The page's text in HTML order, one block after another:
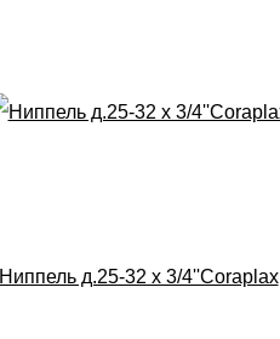
Ниппель д.25-32 х 3/4''Coraplax